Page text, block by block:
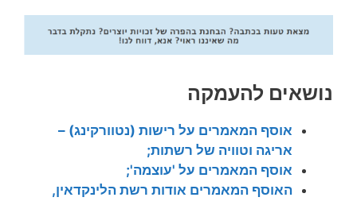
נושאים להעמקה
אוסף המאמרים על רישות (נטוורקינג) –
אריגה וטוויה של רשתות;
אוסף המאמרים על 'עוצמה';
האוסף המאמרים אודות רשת הלינקדאין,